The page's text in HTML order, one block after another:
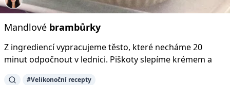
Mandlové brambůrky
Z ingrediencí vypracujeme těsto, které necháme 20
minut odpočnout v lednici. Piškoty slepíme krémem a
#Velikonoční recepty